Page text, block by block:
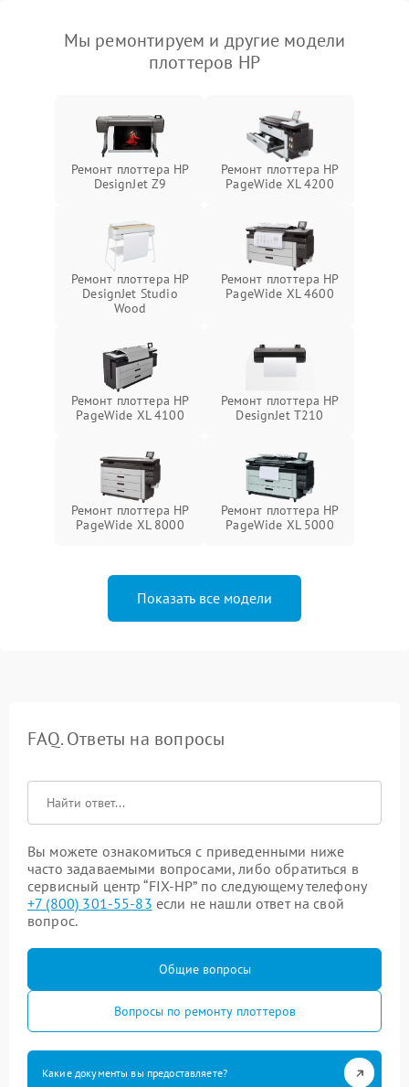
Мы ремонтируем и другие модели
плоттеров HP
Ремонт плоттера HP
DesignJet Z9
Ремонт плоттера HP
PageWide XL 4200
Ремонт плоттера HP
DesignJet Studio
Wood
Ремонт плоттера HP
PageWide XL 4600
Ремонт плоттера HP
PageWide XL 4100
Ремонт плоттера HP
DesignJet T210
Ремонт плоттера HP
PageWide XL 8000
Ремонт плоттера HP
PageWide XL 5000
Показать все модели
FAQ. Ответы на вопросы
Вы можете ознакомиться с приведенными ниже
часто задаваемыми вопросами, либо обратиться в
сервисный центр “FIX-HP” по следующему телефону
+7 (800) 301-55-83 если не нашли ответ на свой
вопрос.
Общие вопросы
Вопросы по ремонту плоттеров
Какие документы вы предоставляете?